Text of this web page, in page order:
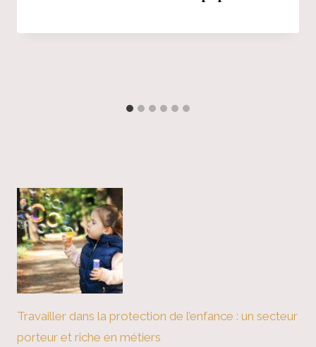
Travailler dans la protection de l’enfance : un secteur
porteur et riche en métiers